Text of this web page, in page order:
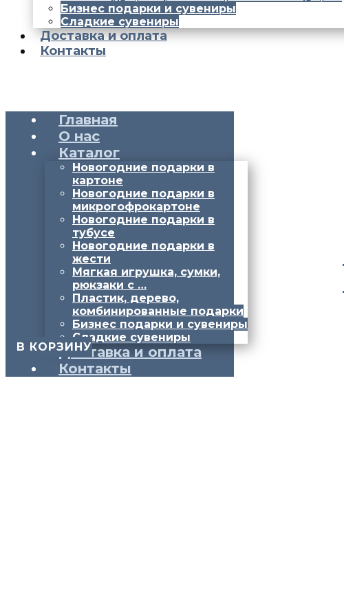
Бизнес подарки и сувениры
Сладкие сувениры
Доставка и оплата
Контакты
Главная
О нас
Каталог
Новогодние подарки в
картоне
Новогодние подарки в
микрогофрокартоне
Новогодние подарки в
тубусе
Новогодние подарки в
жести
Мягкая игрушка, сумки,
рюкзаки с …
Пластик, дерево,
комбинированные подарки
Бизнес подарки и сувениры
Сладкие сувениры
Доставка и оплата
Контакты
​ В КОРЗИНУ